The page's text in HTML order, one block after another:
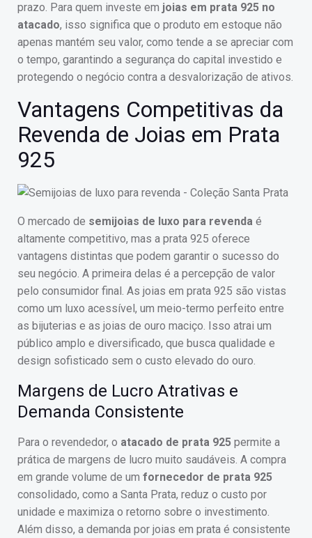
prazo. Para quem investe em joias em prata 925 no
atacado, isso significa que o produto em estoque não
apenas mantém seu valor, como tende a se apreciar com
o tempo, garantindo a segurança do capital investido e
protegendo o negócio contra a desvalorização de ativos.
Vantagens Competitivas da
Revenda de Joias em Prata
925
O mercado de semijoias de luxo para revenda é
altamente competitivo, mas a prata 925 oferece
vantagens distintas que podem garantir o sucesso do
seu negócio. A primeira delas é a percepção de valor
pelo consumidor final. As joias em prata 925 são vistas
como um luxo acessível, um meio-termo perfeito entre
as bijuterias e as joias de ouro maciço. Isso atrai um
público amplo e diversificado, que busca qualidade e
design sofisticado sem o custo elevado do ouro.
Margens de Lucro Atrativas e
Demanda Consistente
Para o revendedor, o atacado de prata 925 permite a
prática de margens de lucro muito saudáveis. A compra
em grande volume de um fornecedor de prata 925
consolidado, como a Santa Prata, reduz o custo por
unidade e maximiza o retorno sobre o investimento.
Além disso, a demanda por joias em prata é consistente